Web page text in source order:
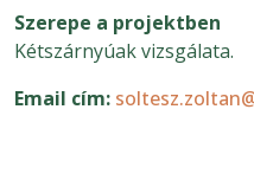
Szerepe a projektben
Kétszárnyúak vizsgálata.
Email cím